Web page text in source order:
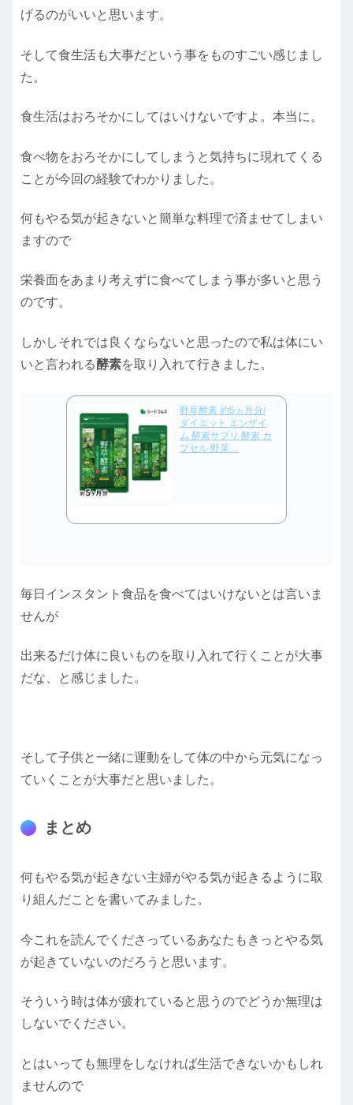
げるのがいいと思います。
そして食生活も大事だという事をものすごい感じまし
た。
食生活はおろそかにしてはいけないですよ。本当に。
食べ物をおろそかにしてしまうと気持ちに現れてくる
ことが今回の経験でわかりました。
何もやる気が起きないと簡単な料理で済ませてしまい
ますので
栄養面をあまり考えずに食べてしまう事が多いと思う
のです。
しかしそれでは良くならないと思ったので私は体にい
いと言われる酵素を取り入れて行きました。
野草酵素 約5ヵ月分/
ダイエット エンザイ
ム 酵素サプリ 酵素 カ
プセル 野菜…
毎日インスタント食品を食べてはいけないとは言いま
せんが
出来るだけ体に良いものを取り入れて行くことが大事
だな、と感じました。
そして子供と一緒に運動をして体の中から元気になっ
ていくことが大事だと思いました。
まとめ
何もやる気が起きない主婦がやる気が起きるように取
り組んだことを書いてみました。
今これを読んでくださっているあなたもきっとやる気
が起きていないのだろうと思います。
そういう時は体が疲れていると思うのでどうか無理は
しないでください。
とはいっても無理をしなければ生活できないかもしれ
ませんので